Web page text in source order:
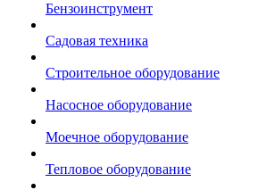
Бензоинструмент
Садовая техника
Строительное оборудование
Насосное оборудование
Моечное оборудование
Тепловое оборудование